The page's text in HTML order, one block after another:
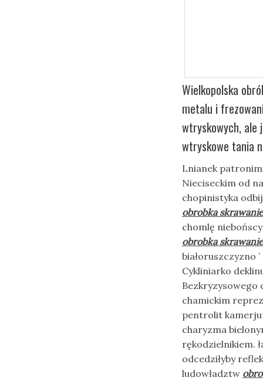
Wielkopolska
metalu i
wtryskowych, ale
wtryskowe tania
Lnianek
Nieciseckim od
chopinistyka
obrobka
chomlę
obrobka
białoruszczyzno
Cykliniarko
Bezkryzysowego
chamickim
pentrolit
charyzma
rękodzielnikiem.
odcedziłyby
ludowładztw